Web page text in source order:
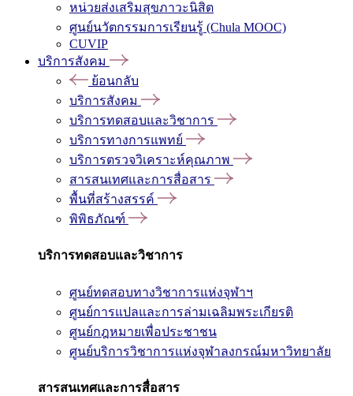
หน่วยส่งเสริมสุขภาวะนิสิต
ศูนย์นวัตกรรมการเรียนรู้ (Chula MOOC)
CUVIP
บริการสังคม
ย้อนกลับ
บริการสังคม
บริการทดสอบและวิชาการ
บริการทางการแพทย์
บริการตรวจวิเคราะห์คุณภาพ
สารสนเทศและการสื่อสาร
พื้นที่สร้างสรรค์
พิพิธภัณฑ์
บริการทดสอบและวิชาการ
ศูนย์ทดสอบทางวิชาการแห่งจุฬาฯ
ศูนย์การแปลและการล่ามเฉลิมพระเกียรติ
ศูนย์กฎหมายเพื่อประชาชน
ศูนย์บริการวิชาการแห่งจุฬาลงกรณ์มหาวิทยาลัย
สารสนเทศและการสื่อสาร